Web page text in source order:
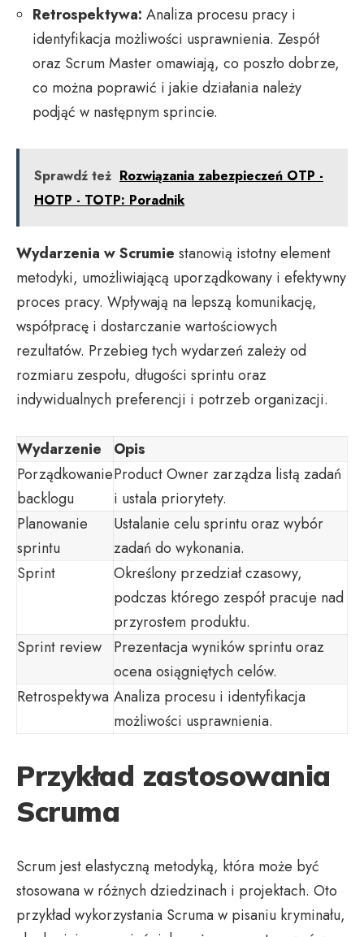
Retrospektywa: Analiza procesu pracy i
identyfikacja możliwości usprawnienia. Zespół
oraz Scrum Master omawiają, co poszło dobrze,
co można poprawić i jakie działania należy
podjąć w następnym sprincie.
Sprawdź też Rozwiązania zabezpieczeń OTP -
HOTP - TOTP: Poradnik
Wydarzenia w Scrumie stanowią istotny element
metodyki, umożliwiającą uporządkowany i efektywny
proces pracy. Wpływają na lepszą komunikację,
współpracę i dostarczanie wartościowych
rezultatów. Przebieg tych wydarzeń zależy od
rozmiaru zespołu, długości sprintu oraz
indywidualnych preferencji i potrzeb organizacji.
Wydarzenie
Opis
Porządkowanie
backlogu
Product Owner zarządza listą zadań
i ustala priorytety.
Planowanie
sprintu
Ustalanie celu sprintu oraz wybór
zadań do wykonania.
Sprint
Określony przedział czasowy,
podczas którego zespół pracuje nad
przyrostem produktu.
Sprint review
Prezentacja wyników sprintu oraz
ocena osiągniętych celów.
Retrospektywa Analiza procesu i identyfikacja
możliwości usprawnienia.
Przykład zastosowania
Scruma
Scrum jest elastyczną metodyką, która może być
stosowana w różnych dziedzinach i projektach. Oto
przykład wykorzystania Scruma w pisaniu kryminału,